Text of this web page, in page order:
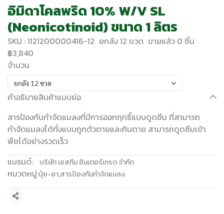
อิมิดาโคลพริด 10% W/V SL
(Neonicotinoid) ขนาด 1 ลิตร
SKU : 1121200000416-12 ยกลัง 12 ขวด ขายแล้ว 0 ชิ้น
฿3,840
จำนวน
ยกลัง 12 ขวด
คำอธิบายสินค้าแบบย่อ
สารป้องกันกำจัดแมลงที่มีการออกฤทธิ์แบบดูดซึม ที่สามารถ
กำจัดแมลงได้ทั้งแบบถูกตัวตายและกินตาย สามารถดูดซึมเข้า
พืชได้อย่างรวดเร็ว
แบรนด์:
บริษัท เอสทีม อินเตอร์เทรด จำกัด
หมวดหมู่:ปุ๋ย-ยา,สารป้องกันกำจัดแมลง
แชร์